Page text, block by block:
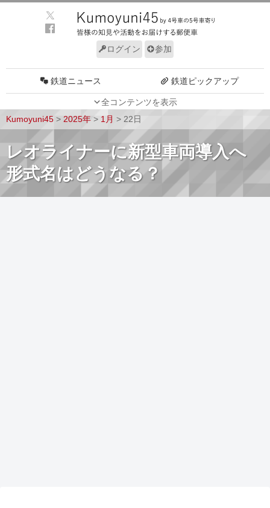
ログイン 参加
全コンテンツを表示
鉄道ニュース 鉄道ピックアップ
車両技術 路線探訪
ルール サイトについて
Kumoyuni45 > 2025年 > 1月 > 22日
レオライナーに新型車両導入へ
形式名はどうなる？